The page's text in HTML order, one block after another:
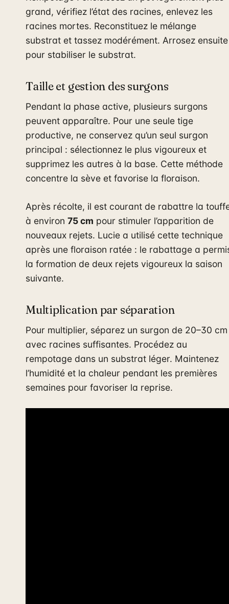
grand, vérifiez l’état des racines, enlevez les
racines mortes. Reconstituez le mélange
substrat et tassez modérément. Arrosez ensuite
pour stabiliser le substrat.
Taille et gestion des surgons
Pendant la phase active, plusieurs surgons
peuvent apparaître. Pour une seule tige
productive, ne conservez qu’un seul surgon
principal : sélectionnez le plus vigoureux et
supprimez les autres à la base. Cette méthode
concentre la sève et favorise la floraison.
Après récolte, il est courant de rabattre la
à environ 75 cm pour stimuler l’apparition de
nouveaux rejets. Lucie a utilisé cette technique
après une floraison ratée : le rabattage a
la formation de deux rejets vigoureux la saison
suivante.
Multiplication par séparation
Pour multiplier, séparez un surgon de 20–30 cm
avec racines suffisantes. Procédez au
rempotage dans un substrat léger. Maintenez
l’humidité et la chaleur pendant les premières
semaines pour favoriser la reprise.